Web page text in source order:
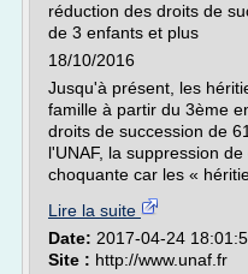
réduction des droits de
de 3 enfants et plus
18/10/2016
Jusqu'à présent, les
famille à partir du 3ème
droits de succession de
l'UNAF, la suppression
choquante car les «
Lire la suite
Date: 2017-04-24
Site : http://www.unaf.fr